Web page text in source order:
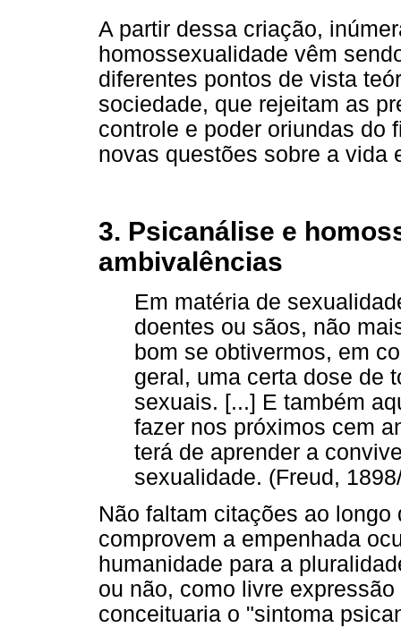
A partir dessa criação,
homossexualidade vêm
diferentes pontos de vista
sociedade, que rejeitam as
controle e poder oriundas do
novas questões sobre a vida
3. Psicanálise e
ambivalências
Em matéria de
doentes ou sãos, não
bom se obtivermos, em
geral, uma certa dose de
sexuais. [...] E também
fazer nos próximos cem
terá de aprender a
sexualidade. (Freud,
Não faltam citações ao
comprovem a empenhada
humanidade para a
ou não, como livre
conceituaria o "sintoma